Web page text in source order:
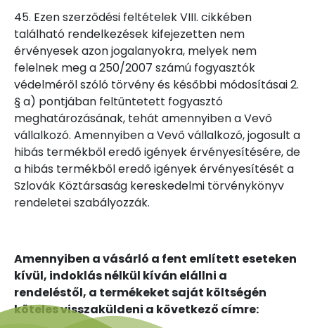
45. Ezen szerződési feltételek VIII. cikkében
található rendelkezések kifejezetten nem
érvényesek azon jogalanyokra, melyek nem
felelnek meg a 250/2007 számú fogyasztók
védelméről szóló törvény és későbbi módosításai 2.
§ a) pontjában feltűntetett fogyasztó
meghatározásának, tehát amennyiben a Vevő
vállalkozó. Amennyiben a Vevő vállalkozó, jogosult a
hibás termékből eredő igények érvényesítésére, de
a hibás termékből eredő igények érvényesítését a
Szlovák Köztársaság kereskedelmi törvénykönyv
rendeletei szabályozzák.
Amennyiben a vásárló a fent említett eseteken
kívül, indoklás nélkül kíván elállni a
rendeléstől, a termékeket saját költségén
köteles visszaküldeni a következő címre: